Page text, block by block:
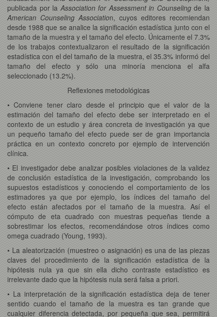
publicada por la Association for Assessment in Counselingde la
American Counseling Association, cuyos editores recomiendan
desde 1988 que se analice la significación estadística junto con el
tamaño de la muestra y el tamaño del efecto. Únicamente el 7.3%
de los trabajos contextualizaron el resultado de la significación
estadística con el del tamaño de la muestra, el 35.3% informó del
tamaño del efecto y sólo una minoría menciona el alfa
seleccionado (13.2%).
Reflexiones metodológicas
• Conviene tener claro desde el principio que el valor de la
estimación del tamaño del efecto debe ser interpretado en el
contexto de un estudio y área concreta de investigación ya que
un pequeño tamaño del efecto puede ser de gran importancia
práctica en un contexto concreto por ejemplo de intervención
clínica.
• El investigador debe analizar posibles violaciones de la validez
de conclusión estadística de la investigación, comprobando los
supuestos estadísticos y conociendo el comportamiento de los
estimadores ya que por ejemplo, los índices del tamaño del
efecto están afectados por el tamaño de la muestra. Así el
cómputo de eta cuadrado con muestras pequeñas tiende a
sobrestimar los efectos, recomendándose otros índices como
omega cuadrado (Young, 1993).
• La aleatorización (muestreo o asignación) es una de las piezas
claves del procedimiento de la significación estadística de la
hipótesis nula ya que sin ella dicho contraste estadístico es
irrelevante dado que la hipótesis nula será falsa a priori.
• La interpretación de la significación estadística deja de tener
sentido cuando el tamaño de la muestra es tan grande que
cualquier diferencia detectada, por pequeña que sea, permitirá